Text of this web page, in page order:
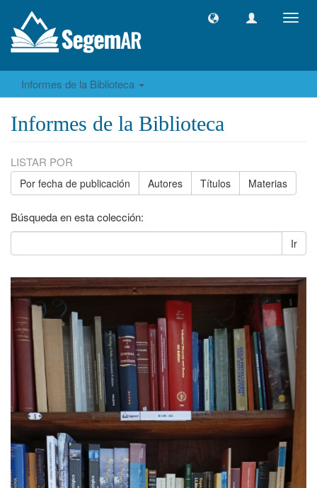
Informes de la Biblioteca
Informes de la Biblioteca
LISTAR POR
Por fecha de publicación Autores Títulos Materias
Búsqueda en esta colección:
Ir